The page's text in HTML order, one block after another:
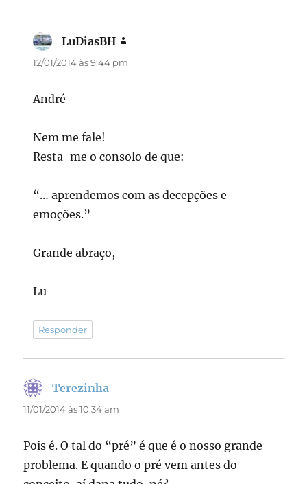
LuDiasBH
12/01/2014 às 9:44 pm
André
Nem me fale!
Resta-me o consolo de que:
“… aprendemos com as decepções e
emoções.”
Grande abraço,
Lu
Responder
Terezinha
11/01/2014 às 10:34 am
Pois é. O tal do “pré” é que é o nosso grande
problema. E quando o pré vem antes do